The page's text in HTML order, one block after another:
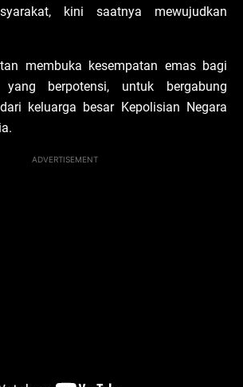
kini saatnya mewujudkan
membuka kesempatan emas bagi
berpotensi, untuk bergabung
keluarga besar Kepolisian Negara
ADVERTISEMENT